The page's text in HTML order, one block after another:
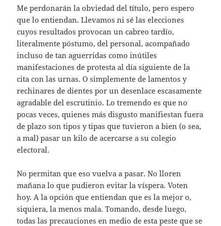
Me perdonarán la obviedad del título, pero espero
que lo entiendan. Llevamos ni sé las elecciones
cuyos resultados provocan un cabreo tardío,
literalmente póstumo, del personal, acompañado
incluso de tan aguerridas como inútiles
manifestaciones de protesta al día siguiente de la
cita con las urnas. O simplemente de lamentos y
rechinares de dientes por un desenlace escasamente
agradable del escrutinio. Lo tremendo es que no
pocas veces, quienes más disgusto manifiestan fuera
de plazo son tipos y tipas que tuvieron a bien (o sea,
a mal) pasar un kilo de acercarse a su colegio
electoral.
No permitan que eso vuelva a pasar. No lloren
mañana lo que pudieron evitar la víspera. Voten
hoy. A la opción que entiendan que es la mejor o,
siquiera, la menos mala. Tomando, desde luego,
todas las precauciones en medio de esta peste que se